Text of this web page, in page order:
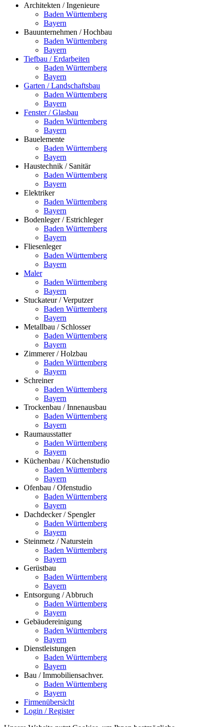
Architekten / Ingenieure
Baden Württemberg
Bayern
Bauunternehmen / Hochbau
Baden Württemberg
Bayern
Tiefbau / Erdarbeiten
Baden Württemberg
Bayern
Garten / Landschaftsbau
Baden Württemberg
Bayern
Fenster / Glasbau
Baden Württemberg
Bayern
Bauelemente
Baden Württemberg
Bayern
Haustechnik / Sanitär
Baden Württemberg
Bayern
Elektriker
Baden Württemberg
Bayern
Bodenleger / Estrichleger
Baden Württemberg
Bayern
Fliesenleger
Baden Württemberg
Bayern
Maler
Baden Württemberg
Bayern
Stuckateur / Verputzer
Baden Württemberg
Bayern
Metallbau / Schlosser
Baden Württemberg
Bayern
Zimmerer / Holzbau
Baden Württemberg
Bayern
Schreiner
Baden Württemberg
Bayern
Trockenbau / Innenausbau
Baden Württemberg
Bayern
Raumausstatter
Baden Württemberg
Bayern
Küchenbau / Küchenstudio
Baden Württemberg
Bayern
Ofenbau / Ofenstudio
Baden Württemberg
Bayern
Dachdecker / Spengler
Baden Württemberg
Bayern
Steinmetz / Naturstein
Baden Württemberg
Bayern
Gerüstbau
Baden Württemberg
Bayern
Entsorgung / Abbruch
Baden Württemberg
Bayern
Gebäudereinigung
Baden Württemberg
Bayern
Dienstleistungen
Baden Württemberg
Bayern
Bau / Immobiliensachver.
Baden Württemberg
Bayern
Firmenübersicht
Login / Register